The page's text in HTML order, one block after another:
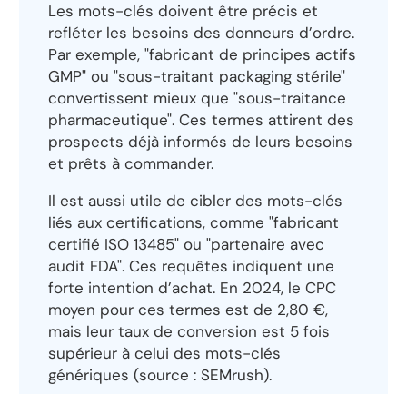
Les mots-clés doivent être précis et
refléter les besoins des donneurs d’ordre.
Par exemple, "fabricant de principes actifs
GMP" ou "sous-traitant packaging stérile"
convertissent mieux que "sous-traitance
pharmaceutique". Ces termes attirent des
prospects déjà informés de leurs besoins
et prêts à commander.
Il est aussi utile de cibler des mots-clés
liés aux certifications, comme "fabricant
certifié ISO 13485" ou "partenaire avec
audit FDA". Ces requêtes indiquent une
forte intention d’achat. En 2024, le CPC
moyen pour ces termes est de 2,80 €,
mais leur taux de conversion est 5 fois
supérieur à celui des mots-clés
génériques (source : SEMrush).